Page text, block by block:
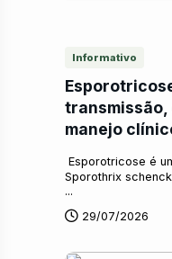
Informativo
manejo
Esporotricose é
Sporothrix
...
29/07/2026